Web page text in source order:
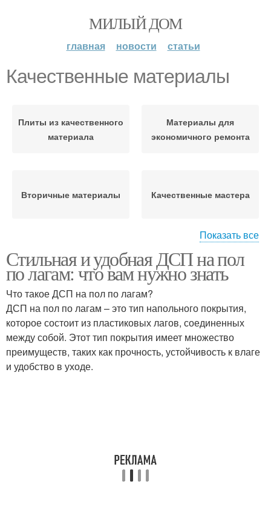
МИЛЫЙ ДОМ
главная новости статьи
Качественные материалы
Плиты из качественного
материала
Материалы для
экономичного ремонта
Вторичные материалы Качественные мастера
ремонта
Популярные материалы
Строительные
материалы
Показать все
Стильная и удобная ДСП на пол
по лагам: что вам нужно знать
Что такое ДСП на пол по лагам?
ДСП на пол по лагам – это тип напольного покрытия,
которое состоит из пластиковых лагов, соединенных
между собой. Этот тип покрытия имеет множество
преимуществ, таких как прочность, устойчивость к влаге
и удобство в уходе.